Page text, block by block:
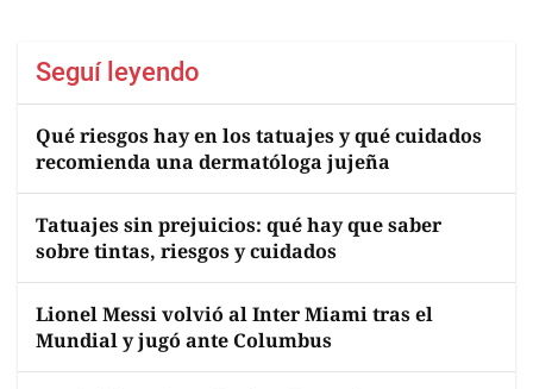
Seguí leyendo
Qué riesgos hay en los tatuajes y qué cuidados
recomienda una dermatóloga jujeña
Tatuajes sin prejuicios: qué hay que saber
sobre tintas, riesgos y cuidados
Lionel Messi volvió al Inter Miami tras el
Mundial y jugó ante Columbus